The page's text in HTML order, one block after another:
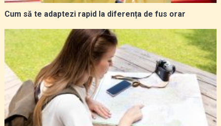
Cum să te adaptezi rapid la diferența de fus orar